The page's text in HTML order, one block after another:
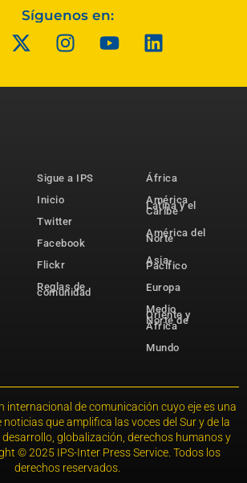
Síguenos en:
Sigue a IPS
Inicio
Twitter
Facebook
Flickr
Reglas de
comunidad
África
América
Latina y el
Caribe
América del
Norte
Asia-
Pacífico
Europa
Medio
Oriente y
Norte de
África
Mundo
internacional de comunicación cuyo eje es una
que amplifica las voces del Sur y de la
globalización, derechos humanos y
© 2025 IPS-Inter Press Service. Todos los
derechos reservados.